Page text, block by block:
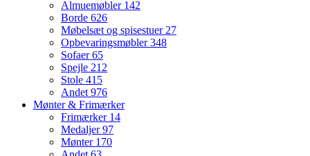
Almuemøbler 142
Borde 626
Møbelsæt og spisestuer27
Opbevaringsmøbler348
Sofaer65
Spejle 212
Stole 415
Andet976
Mønter & Frimærker
Frimærker 14
Medaljer97
Mønter 170